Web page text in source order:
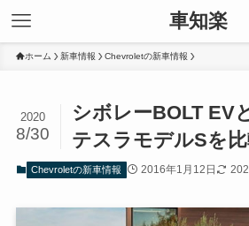
車知楽
ホーム 新車情報 Chevroletの新車情報
シボレーBOLT EV
テスラモデルSを
2020
8/30
Chevroletの新車情報 2016年1月12日